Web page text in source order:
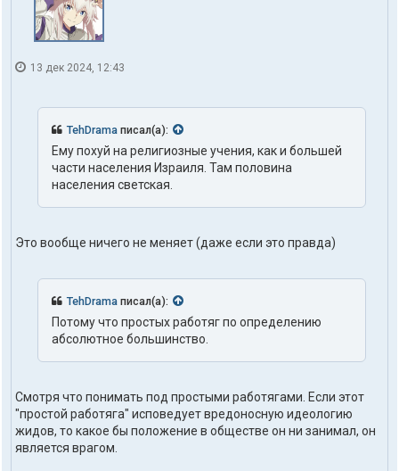
13 дек 2024, 12:43
TehDrama писал(а):
Ему похуй на религиозные учения, как и большей
части населения Израиля. Там половина
населения светская.
Это вообще ничего не меняет (даже если это правда)
TehDrama писал(а):
Потому что простых работяг по определению
абсолютное большинство.
Смотря что понимать под простыми работягами. Если этот
"простой работяга" исповедует вредоносную идеологию
жидов, то какое бы положение в обществе он ни занимал, он
является врагом.